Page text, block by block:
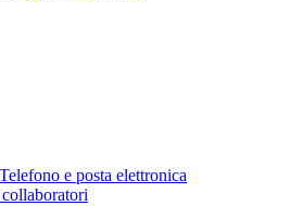
Telefono e posta elettronica